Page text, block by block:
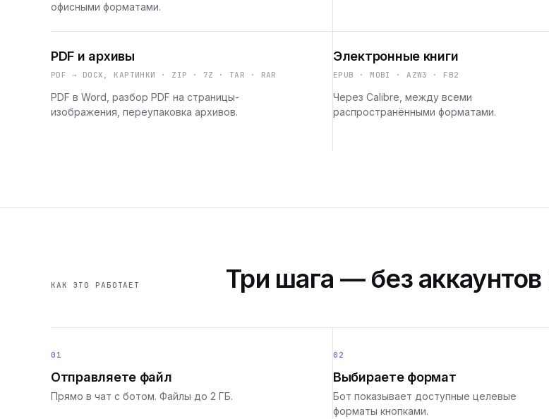
офисными форматами.
PDF и архивы
PDF → DOCX, КАРТИНКИ · ZIP · 7Z · TAR · RAR
PDF в Word, разбор PDF на страницы-
изображения, переупаковка архивов.
Электронные книги
EPUB · MOBI · AZW3 · FB2
Через Calibre, между всеми
распространёнными форматами.
КАК ЭТО РАБОТАЕТ Три шага — без аккаунтов
01
Отправляете файл
Прямо в чат с ботом. Файлы до 2 ГБ.
02
Выбираете формат
Бот показывает доступные целевые
форматы кнопками.